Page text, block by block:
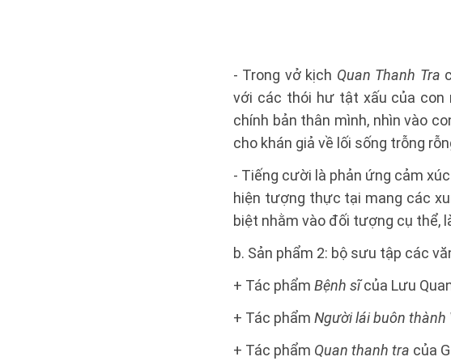
- Trong vở kịch Quan Thanh Tra
với các thói hư tật xấu của con
chính bản thân mình, nhìn vào
cho khán giả về lối sống trỗng
- Tiếng cười là phản ứng cảm
hiện tượng thực tại mang các
biệt nhằm vào đối tượng cụ thể,
b. Sản phẩm 2: bộ sưu tập các
+ Tác phẩm Bệnh sĩcủa Lưu
+ Tác phẩm Người lái buôn thành
+ Tác phẩm Quan thanh tra của